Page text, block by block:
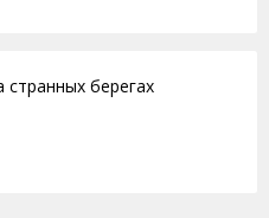
берегах